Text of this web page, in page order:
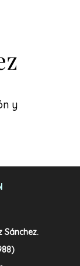
y
Sánchez.